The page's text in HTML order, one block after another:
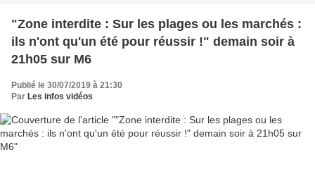
"Zone interdite : Sur les plages ou les marchés :
ils n'ont qu'un été pour réussir !" demain soir à
21h05 sur M6
Publié le 30/07/2019 à 21:30
Par Les infos vidéos